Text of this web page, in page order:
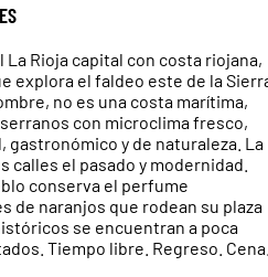
La Rioja capital con costa riojana,
explora el faldeo este de la
no es una costa marítima,
con microclima fresco,
gastronómico y de naturaleza. La
calles el pasado y modernidad.
conserva el perfume
de naranjos que rodean su plaza
se encuentran a poca
Tiempo libre. Regreso.